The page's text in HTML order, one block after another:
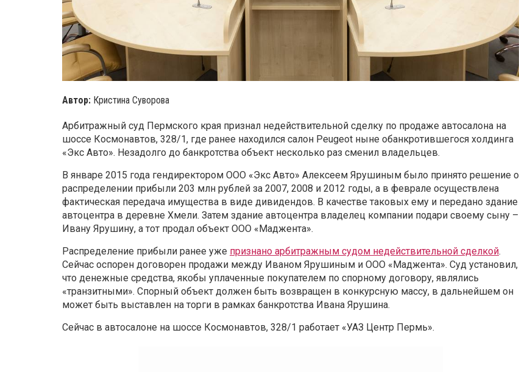
Автор: Кристина Суворова
Арбитражный суд Пермского края признал недействительной сделку по продаже автосалона на
шоссе Космонавтов, 328/1, где ранее находился салон Peugeot ныне обанкротившегося холдинга
«Экс Авто». Незадолго до банкротства объект несколько раз сменил владельцев.
В январе 2015 года гендиректором ООО «Экс Авто» Алексеем Ярушиным было принято решение о
распределении прибыли 203 млн рублей за 2007, 2008 и 2012 годы, а в феврале осуществлена
фактическая передача имущества в виде дивидендов. В качестве таковых ему и передано здание
автоцентра в деревне Хмели. Затем здание автоцентра владелец компании подари своему сыну –
Ивану Ярушину, а тот продал объект ООО «Маджента».
Распределение прибыли ранее уже признано арбитражным судом недействительной сделкой.
Сейчас оспорен договорен продажи между Иваном Ярушиным и ООО «Маджента». Суд установил,
что денежные средства, якобы уплаченные покупателем по спорному договору, являлись
«транзитными». Спорный объект должен быть возвращен в конкурсную массу, в дальнейшем он
может быть выставлен на торги в рамках банкротства Ивана Ярушина.
Сейчас в автосалоне на шоссе Космонавтов, 328/1 работает «УАЗ Центр Пермь».